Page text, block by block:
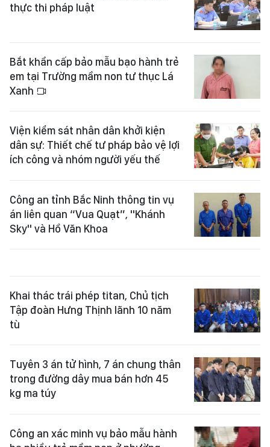
thực thi pháp luật
Bắt khẩn cấp bảo mẫu bạo hành trẻ
em tại Trường mầm non tư thục Lá
Xanh
Viện kiểm sát nhân dân khởi kiện
dân sự: Thiết chế tư pháp bảo vệ lợi
ích công và nhóm người yếu thế
Công an tỉnh Bắc Ninh thông tin vụ
án liên quan “Vua Quạt”, "Khánh
Sky" và Hồ Văn Khoa
Khai thác trái phép titan, Chủ tịch
Tập đoàn Hưng Thịnh lãnh 10 năm
tù
Tuyên 3 án tử hình, 7 án chung thân
trong đường dây mua bán hơn 45
kg ma túy
Công an xác minh vụ bảo mẫu hành